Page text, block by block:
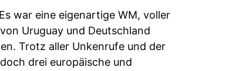
war eine eigenartige WM, voller
Uruguay und Deutschland
Trotz aller Unkenrufe und der
drei europäische und